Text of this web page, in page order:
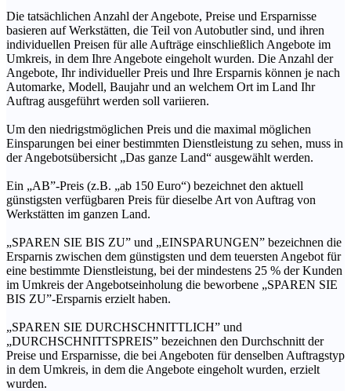
Die tatsächlichen Anzahl der Angebote, Preise und Ersparnisse
basieren auf Werkstätten, die Teil von Autobutler sind, und ihren
individuellen Preisen für alle Aufträge einschließlich Angebote im
Umkreis, in dem Ihre Angebote eingeholt wurden. Die Anzahl der
Angebote, Ihr individueller Preis und Ihre Ersparnis können je nach
Automarke, Modell, Baujahr und an welchem Ort im Land Ihr
Auftrag ausgeführt werden soll variieren.
Um den niedrigstmöglichen Preis und die maximal möglichen
Einsparungen bei einer bestimmten Dienstleistung zu sehen, muss in
der Angebotsübersicht „Das ganze Land“ ausgewählt werden.
Ein „AB”-Preis (z.B. „ab 150 Euro“) bezeichnet den aktuell
günstigsten verfügbaren Preis für dieselbe Art von Auftrag von
Werkstätten im ganzen Land.
„SPAREN SIE BIS ZU” und „EINSPARUNGEN” bezeichnen die
Ersparnis zwischen dem günstigsten und dem teuersten Angebot für
eine bestimmte Dienstleistung, bei der mindestens 25 % der Kunden
im Umkreis der Angebotseinholung die beworbene „SPAREN SIE
BIS ZU”-Ersparnis erzielt haben.
„SPAREN SIE DURCHSCHNITTLICH” und
„DURCHSCHNITTSPREIS” bezeichnen den Durchschnitt der
Preise und Ersparnisse, die bei Angeboten für denselben Auftragstyp
in dem Umkreis, in dem die Angebote eingeholt wurden, erzielt
wurden.